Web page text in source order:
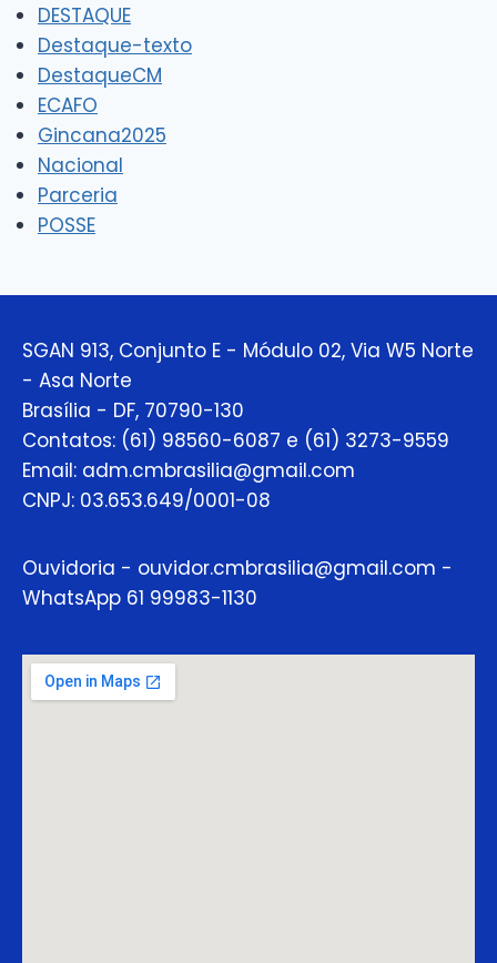
DESTAQUE
Destaque-texto
DestaqueCM
ECAFO
Gincana2025
Nacional
Parceria
POSSE
SGAN 913, Conjunto E - Módulo 02, Via W5 Norte
- Asa Norte
Brasília - DF, 70790-130
Contatos: (61) 98560-6087 e (61) 3273-9559
Email: adm.cmbrasilia@gmail.com
CNPJ: 03.653.649/0001-08
Ouvidoria - ouvidor.cmbrasilia@gmail.com -
WhatsApp 61 99983-1130